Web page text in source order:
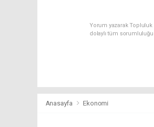
Yorum yazarak Topluluk
dolaylı tüm
Anasayfa Ekonomi